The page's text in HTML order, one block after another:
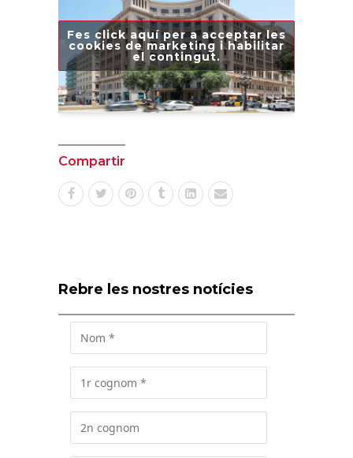
Fes click aquí per a acceptar les
cookies de marketing i habilitar
el contingut.
Compartir
Rebre les nostres notícies